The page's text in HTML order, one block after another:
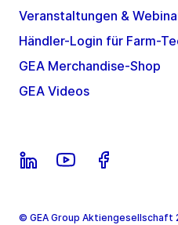
Veranstaltungen &
Händler-Login für Farm-
GEA Merchandise-Shop
GEA Videos
© GEA Group Aktiengesellschaft